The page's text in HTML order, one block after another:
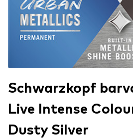
Schwarzkopf
Live Intense
Dusty Silver